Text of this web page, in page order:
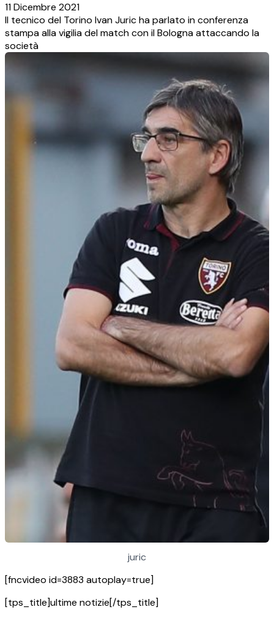
11 Dicembre 2021
Il tecnico del Torino Ivan Juric ha parlato in conferenza
stampa alla vigilia del match con il Bologna attaccando la
società
juric
[fncvideo id=3883 autoplay=true]
[tps_title]ultime notizie[/tps_title]